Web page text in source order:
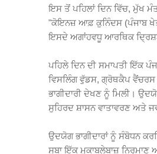
ਇਸ ਤੋਂ ਪਹਿਲਾਂ ਦਿਨ ਵਿੱਚ, ਮੁੱਖ
"ਕੋਇਨਜ਼ ਆਫ਼ ਕੁਨਿੰਦਸ (ਪੰਜਾਬ
ਇਸਦੇ ਅਗਾਂਹਵਧੂ ਆਰਥਿਕ
ਪਹਿਲੇ ਦਿਨ ਦੀ ਸਮਾਪਤੀ ਇੱਕ
ਵਿਸਲਿੰਗ ਵੁੱਡਸ, ਗ੍ਰੋਥਕੈਪ
ਭਾਗੀਦਾਰੀ ਦੇਖਣ ਨੂੰ ਮਿਲੀ।
ਸੁਹਿਰਦ ਸ਼ਾਸਨ ਵਾਤਾਵਰਣ ਅਤੇ
ਉਦਯੋਗ ਭਾਗੀਦਾਰਾਂ ਨੂੰ ਸੰਬੋਧਨ
ਸੂਬਾ ਇੱਕ ਮੁਕਾਬਲੇਬਾਜ਼ ਨਿਰਮਾਣ